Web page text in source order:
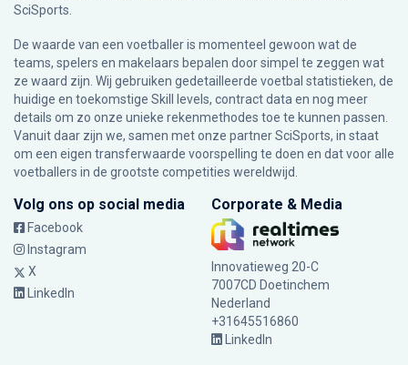
SciSports
De waarde van een voetballer is momenteel gewoon wat de
teams, spelers en makelaars bepalen door simpel te zeggen wat
ze waard zijn. Wij gebruiken gedetailleerde voetbal statistieken, de
huidige en toekomstige Skill levels, contract data en nog meer
details om zo onze unieke rekenmethodes toe te kunnen passen.
Vanuit daar zijn we, samen met onze partner SciSports, in staat
om een eigen transferwaarde voorspelling te doen en dat voor alle
voetballers in de grootste competities wereldwijd.
Volg ons op social media
Facebook
Instagram
X
LinkedIn
Corporate & Media
Innovatieweg 20-C
7007CD Doetinchem
Nederland
+31645516860
LinkedIn